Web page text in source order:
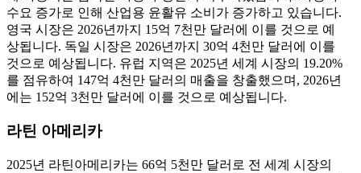
수요 증가로 인해 산업용 윤활유 소비가 증가하고 있습니다.
영국 시장은 2026년까지 15억 7천만 달러에 이를 것으로 예
상됩니다. 독일 시장은 2026년까지 30억 4천만 달러에 이를
것으로 예상됩니다. 유럽 지역은 2025년 세계 시장의 19.20%
를 점유하여 147억 4천만 달러의 매출을 창출했으며, 2026년
에는 152억 3천만 달러에 이를 것으로 예상됩니다.
라틴 아메리카
2025년 라틴아메리카는 66억 5천만 달러로 전 세계 시장의